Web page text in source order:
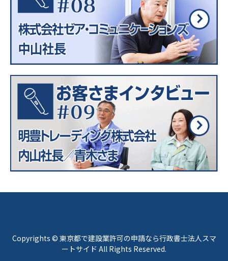
Copyrights © 東京都で建設業許可の申請なら行政書士法人スマ
ートサイド All Rights Reserved.